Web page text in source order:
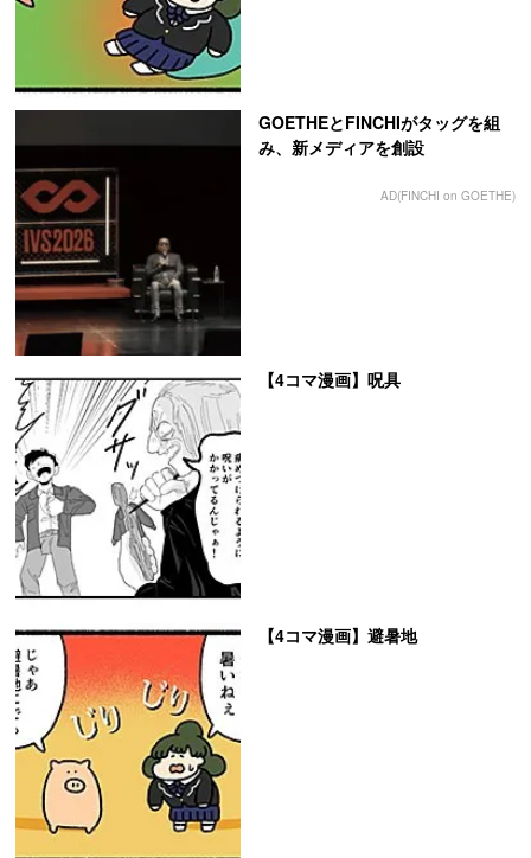
GOETHEとFINCHIがタッグを組
み、新メディアを創設
AD(FINCHI on GOETHE)
【4コマ漫画】呪具
【4コマ漫画】避暑地